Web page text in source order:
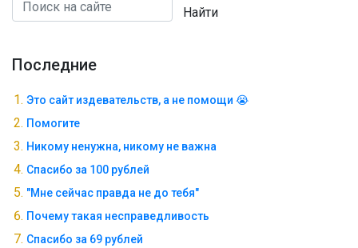
Найти
Последние
Это сайт издевательств, а не помощи 😭
Помогите
Никому ненужна, никому не важна
Спасибо за 100 рублей
"Мне сейчас правда не до тебя"
Почему такая несправедливость
Спасибо за 69 рублей